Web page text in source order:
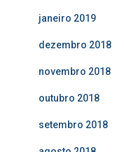
janeiro 2019
dezembro 2018
novembro 2018
outubro 2018
setembro 2018